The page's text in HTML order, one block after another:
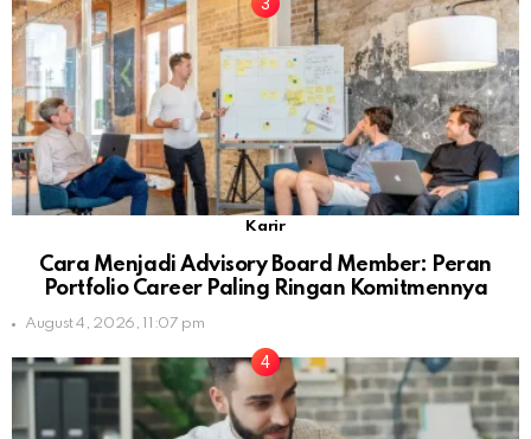
Karir
Cara Menjadi Advisory Board Member: Peran
Portfolio Career Paling Ringan Komitmennya
August 4, 2026, 11:07 pm